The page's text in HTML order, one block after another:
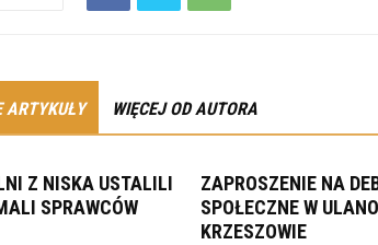
ARTYKUŁY WIĘCEJ OD AUTORA
Z NISKA USTALILI
SPRAWCÓW
ZAPROSZENIE NA
SPOŁECZNE W
KRZESZOWIE